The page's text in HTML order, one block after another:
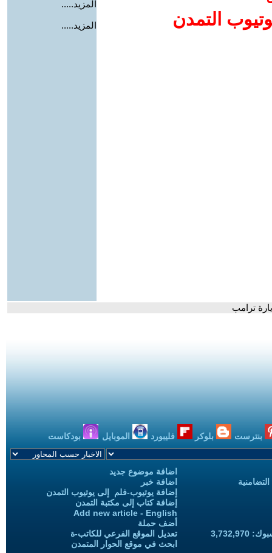
التمدن
المزيد.....
المزيد.....
ترامب
بنترست بلوكر فليبورد الموبايل بودكاست
اضافة موضوع جديد
اضافة خبر
إضافة يوتيوب-فلم إلى يوتيوب التمدن
إضافة كتاب إلى مكتبة التمدن
Add new article - English
أضف حملة
تعديل الموقع الفرعي للكاتب-ة
ابحث في موقع الحوار المتمدن